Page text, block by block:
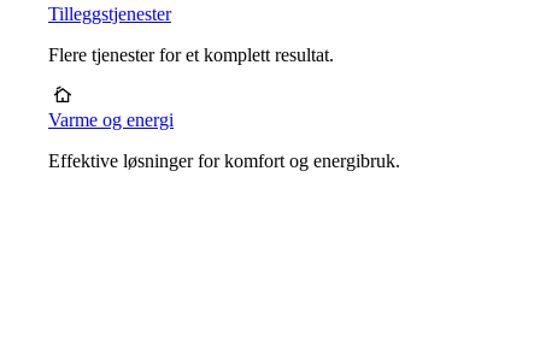
Tilleggstjenester
Flere tjenester for et komplett resultat.
Varme og energi
Effektive løsninger for komfort og energibruk.